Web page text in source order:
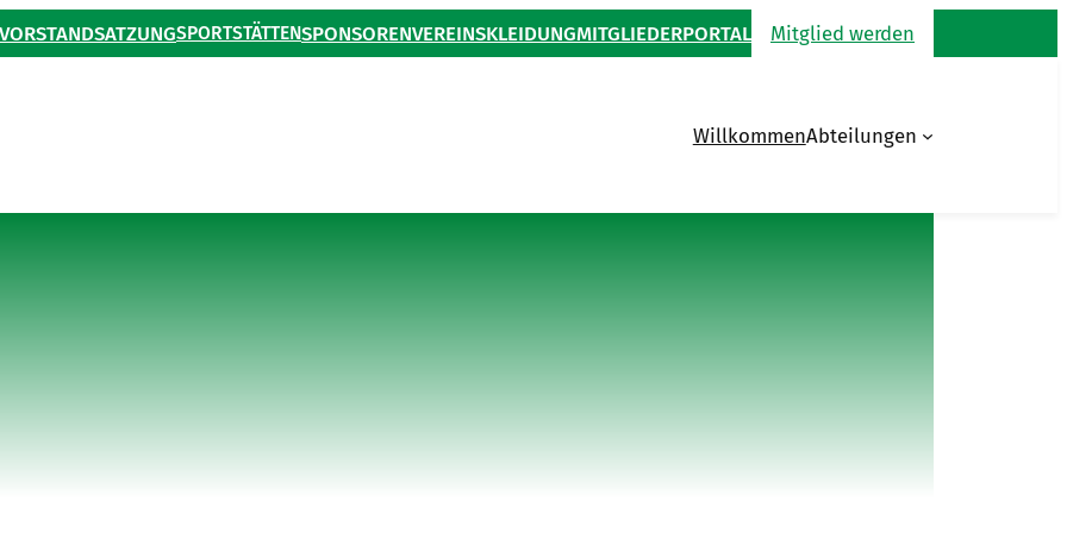
VORSTANDSATZUNGSPORTSTÄTTENSPONSORENVEREINSKLEIDUNGMITGLIEDERPORTAL Mitglied werden
WillkommenAbteilungen